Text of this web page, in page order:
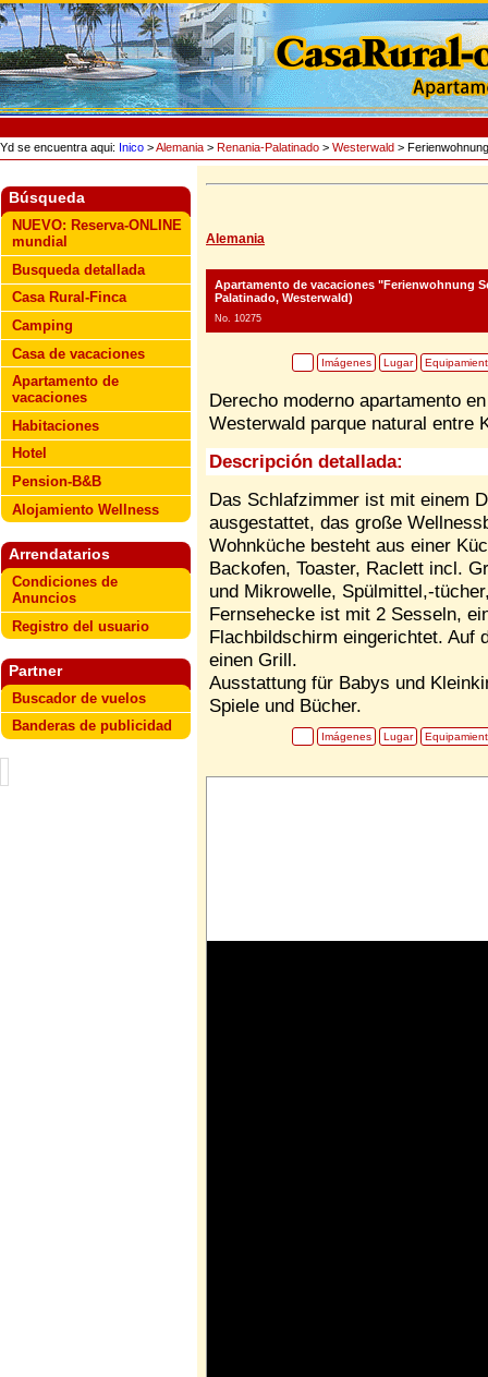
Yd se encuentra aqui: Inico >Alemania > Renania-Palatinado > Westerwald >
Búsqueda
NUEVO: Reserva-ONLINE
mundial
Busqueda detallada
Casa Rural-Finca
Camping
Casa de vacaciones
Apartamento de
vacaciones
Habitaciones
Hotel
Pension-B&B
Alojamiento Wellness
Arrendatarios
Condiciones de
Anuncios
Registro del usuario
Partner
Buscador de vuelos
Banderas de publicidad
Alemania
Apartamento de vacaciones "Ferienwohnung
Palatinado, Westerwald)
No. 10275
Imágenes Lugar
Derecho moderno apartamento
Westerwald parque natural entre
Descripción detallada:
Das Schlafzimmer ist mit einem
ausgestattet, das große
Wohnküche besteht aus einer
Backofen, Toaster, Raclett incl.
und Mikrowelle, Spülmittel,-
Fernsehecke ist mit 2 Sesseln,
Flachbildschirm eingerichtet. Auf
einen Grill.
Ausstattung für Babys und
Spiele und Bücher.
Imágenes Lugar